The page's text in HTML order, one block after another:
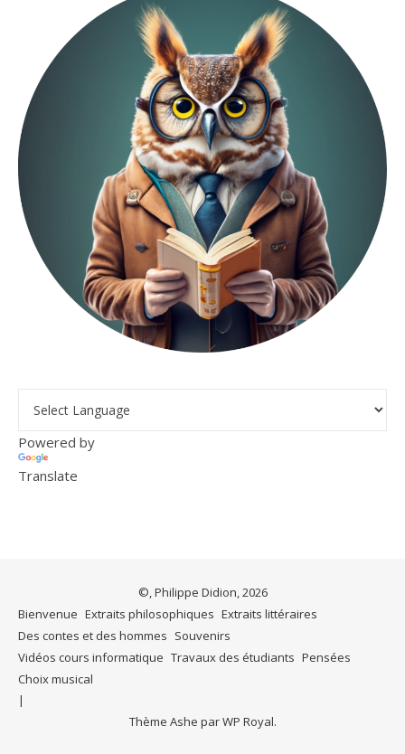
Powered by
Translate
©, Philippe Didion, 2026
Bienvenue Extraits philosophiques Extraits littéraires
Des contes et des hommes Souvenirs
Vidéos cours informatique Travaux des étudiants Pensées
Choix musical
Thème Ashe parWP Royal.